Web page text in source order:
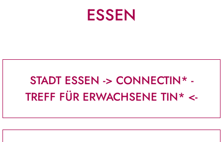
ESSEN
STADT ESSEN -> CONNECTIN* -
TREFF FÜR ERWACHSENE TIN* <-